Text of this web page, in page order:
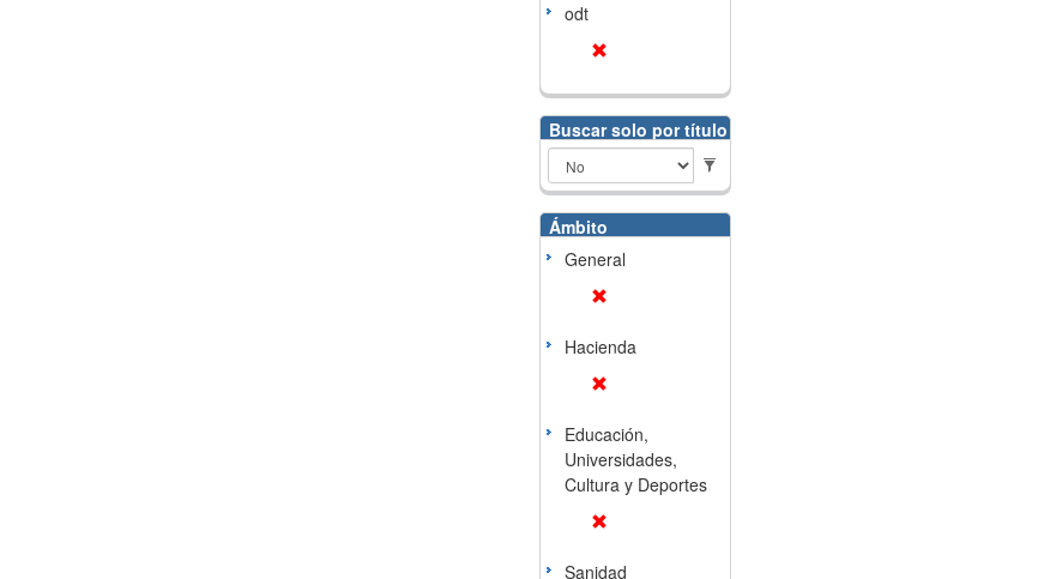
odt
Buscar solo por título
Ámbito
General
Hacienda
Educación,
Universidades,
Cultura y Deportes
Sanidad